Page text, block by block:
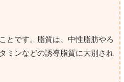
とです。脂質は、中性脂肪やろ
ミンなどの誘導脂質に大別され